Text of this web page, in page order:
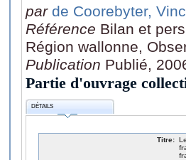
par de Coorebyter,
Référence Bilan et
Région wallonne,
Publication Publié,
Partie d'ouvrage
DÉTAILS
Titre: